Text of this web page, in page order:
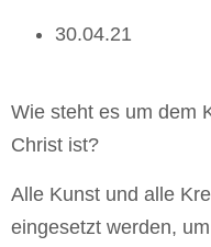
30.04.21
Wie steht es um dem
Christ ist?
Alle Kunst und alle
eingesetzt werden,